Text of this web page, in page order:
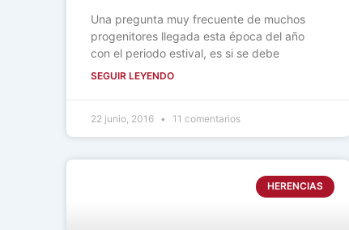
Una pregunta muy frecuente de muchos
progenitores llegada esta época del año
con el periodo estival, es si se debe
SEGUIR LEYENDO
22 junio, 2016 11 comentarios
HERENCIAS